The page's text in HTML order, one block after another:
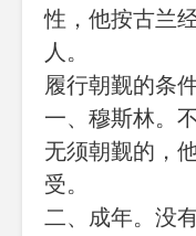
性，他按古兰
人。
履行朝觐的条
一、穆斯林。
无须朝觐的，
受。
二、成年。没